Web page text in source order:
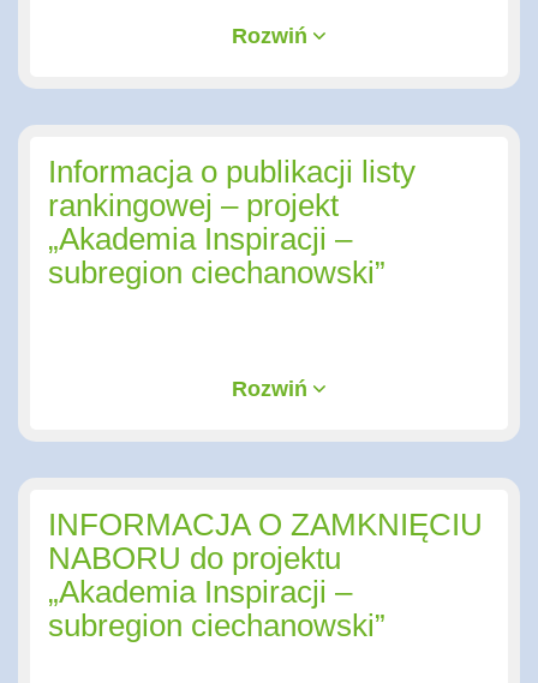
Rozwiń
Informacja o publikacji listy
rankingowej – projekt
„Akademia Inspiracji –
subregion ciechanowski”
Rozwiń
INFORMACJA O ZAMKNIĘCIU
NABORU do projektu
„Akademia Inspiracji –
subregion ciechanowski”